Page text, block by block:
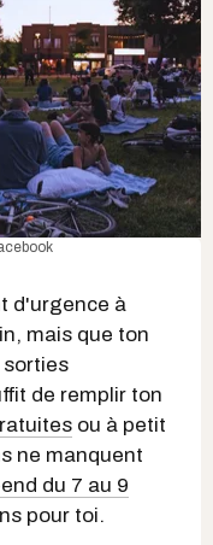
d'urgence à
mais que ton
de remplir ton
ou à petit
ne manquent
du 7 au 9
pour toi.